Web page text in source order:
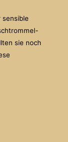
sensible
sie noch